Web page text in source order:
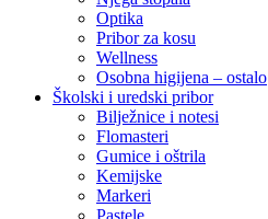
Optika
Pribor za kosu
Wellness
Osobna higijena – ostalo
Školski i uredski pribor
Bilježnice i notesi
Flomasteri
Gumice i oštrila
Kemijske
Markeri
Pastele